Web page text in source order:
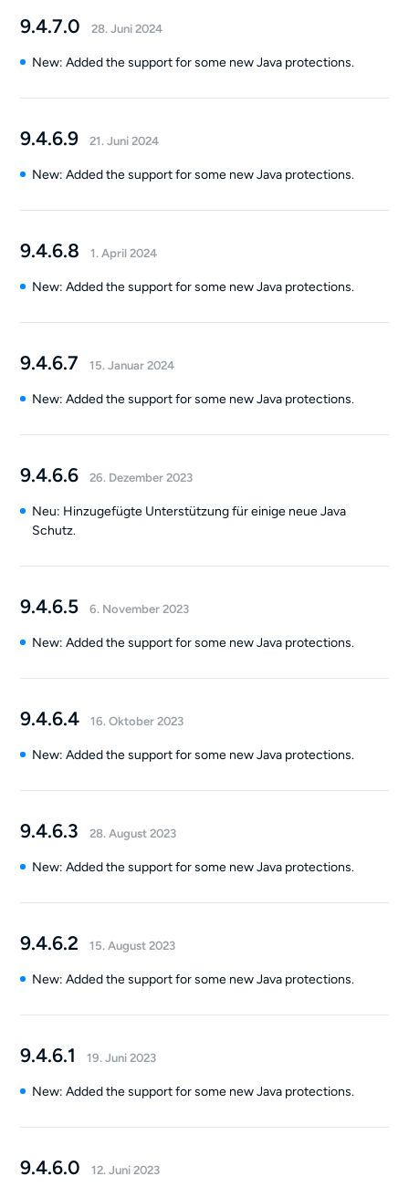
9.4.7.0 28. Juni 2024
New: Added the support for some new Java protections.
9.4.6.9 21. Juni 2024
New: Added the support for some new Java protections.
9.4.6.8 1. April 2024
New: Added the support for some new Java protections.
9.4.6.7 15. Januar 2024
New: Added the support for some new Java protections.
9.4.6.6 26. Dezember 2023
Neu: Hinzugefügte Unterstützung für einige neue Java
Schutz.
9.4.6.5 6. November 2023
New: Added the support for some new Java protections.
9.4.6.4 16. Oktober 2023
New: Added the support for some new Java protections.
9.4.6.3 28. August 2023
New: Added the support for some new Java protections.
9.4.6.2 15. August 2023
New: Added the support for some new Java protections.
9.4.6.1 19. Juni 2023
New: Added the support for some new Java protections.
9.4.6.0 12. Juni 2023